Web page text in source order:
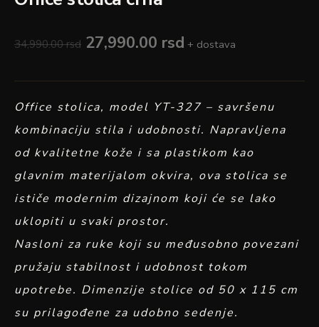
34,990.00rsd 27,990.00 rsd + dostava
Office stolica, model YT-327 – savršenu
kombinaciju stila i udobnosti. Napravljena
od kvalitetne kože i sa plastikom kao
glavnim materijalom okvira, ova stolica se
ističe modernim dizajnom koji će se lako
uklopiti u svaki prostor.
Nasloni za ruke koji su međusobno povezani
pružaju stabilnost i udobnost tokom
upotrebe. Dimenzije stolice od 50 x 115 cm
su prilagođene za udobno sedenje.